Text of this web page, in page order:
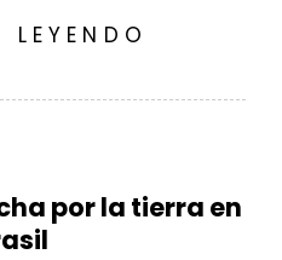
LEYENDO
por la tierra en